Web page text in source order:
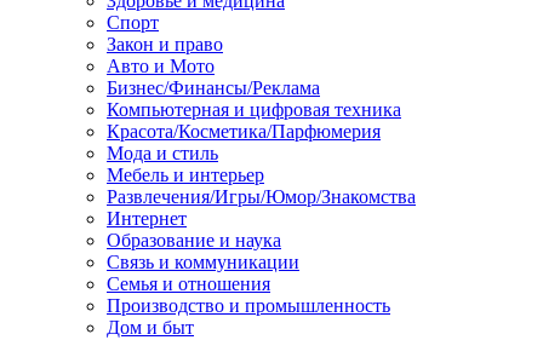
Спорт
Закон и право
Авто и Мото
Бизнес/Финансы/Реклама
Компьютерная и цифровая техника
Красота/Косметика/Парфюмерия
Мода и стиль
Мебель и интерьер
Развлечения/Игры/Юмор/Знакомства
Интернет
Образование и наука
Связь и коммуникации
Семья и отношения
Производство и промышленность
Дом и быт